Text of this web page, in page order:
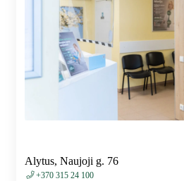
Alytus, Naujoji g. 76
+370 315 24 100